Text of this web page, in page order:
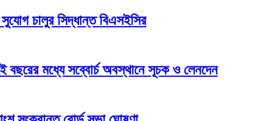
চালুর সিদ্ধান্ত বিএসইসির
বছরের মধ্যে সব্বোর্চ অবস্থানে সূচক ও লেনদেন